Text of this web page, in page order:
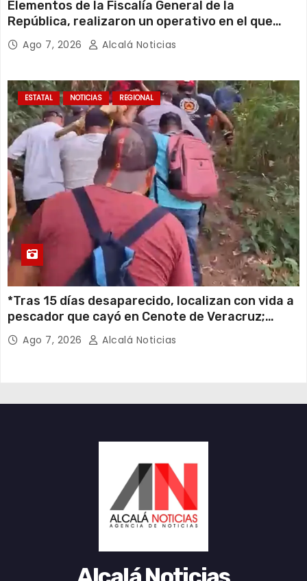
Elementos de la Fiscalía General de la
República, realizaron un operativo en el que
clausuraron una gasera ubicada en calles del
fraccionamiento Los Pinos al norte de la ciudad
Ago 7, 2026 Alcalá Noticias
ESTATAL NOTICIAS REGIONAL
*Tras 15 días desaparecido, localizan con vida a
pescador que cayó en Cenote de Veracruz;
estaba en una caverna a más de 100 metros de
profundidad*
Ago 7, 2026 Alcalá Noticias